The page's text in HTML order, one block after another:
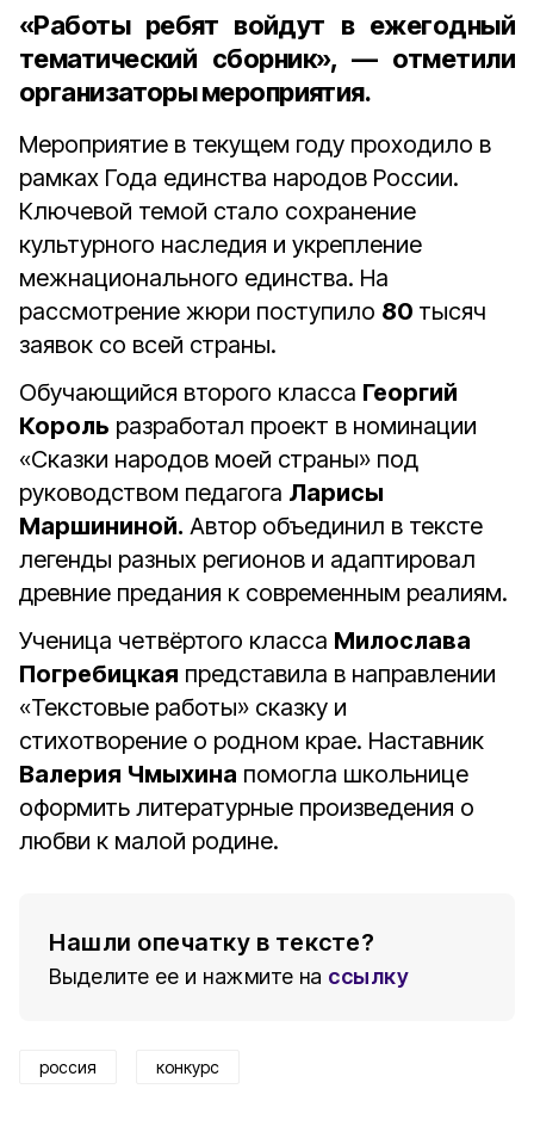
«Работы ребят войдут в ежегодный
тематический сборник», — отметили
организаторы мероприятия.
Мероприятие в текущем году проходило в
рамках Года единства народов России.
Ключевой темой стало сохранение
культурного наследия и укрепление
межнационального единства. На
рассмотрение жюри поступило 80 тысяч
заявок со всей страны.
Обучающийся второго класса Георгий
Король разработал проект в номинации
«Сказки народов моей страны» под
руководством педагога Ларисы
Маршининой. Автор объединил в тексте
легенды разных регионов и адаптировал
древние предания к современным реалиям.
Ученица четвёртого класса Милослава
Погребицкая представила в направлении
«Текстовые работы» сказку и
стихотворение о родном крае. Наставник
Валерия Чмыхина помогла школьнице
оформить литературные произведения о
любви к малой родине.
Нашли опечатку в тексте?
Выделите ее и нажмите на ссылку
россия конкурс